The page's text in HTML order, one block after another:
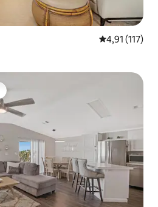
4,91 de uma
4,91 (117)